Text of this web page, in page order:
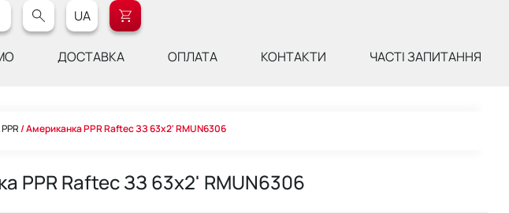
UA
ДОСТАВКА ОПЛАТА КОНТАКТИ ЧАСТІ ЗАПИТАННЯ
Американка PPR Raftec ЗЗ 63х2' RMUN6306
PPR Raftec ЗЗ 63х2' RMUN6306